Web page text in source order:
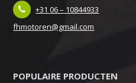
+31 06 – 10844933
fhmotoren@gmail.com
POPULAIRE PRODUCTEN